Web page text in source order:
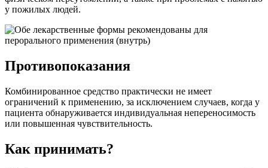
у пожилых людей.
Противопоказания
Комбинированное средство практически не имеет
ограничений к применению, за исключением случаев, когда у
пациента обнаруживается индивидуальная непереносимость
или повышенная чувствительность.
Как принимать?